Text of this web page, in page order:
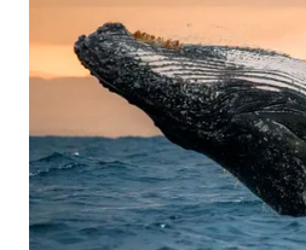
WAHANANEWS
ID
WAHANANEWS
CO ID
WAHANANEWS